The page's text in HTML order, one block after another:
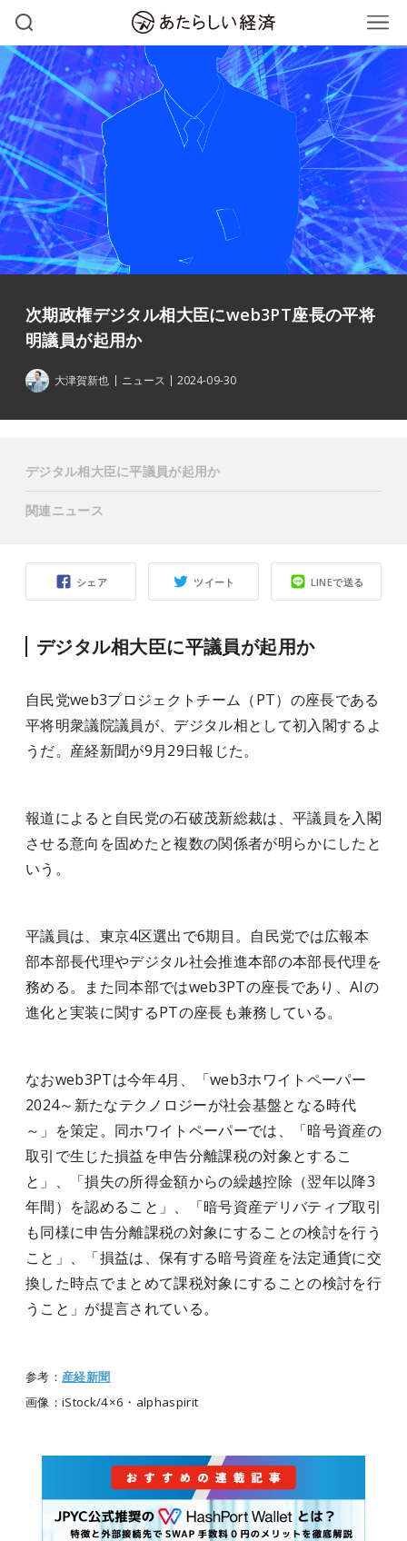
次期政権デジタル相大臣にweb3PT座長の平将
明議員が起用か
大津賀新也 ニュース 2024-09-30
シェア ツイート LINEで送る
デジタル相大臣に平議員が起用か
自民党web3プロジェクトチーム（PT）の座長である
平将明衆議院議員が、デジタル相として初入閣するよ
うだ。産経新聞が9月29日報じた。
報道によると自民党の石破茂新総裁は、平議員を入閣
させる意向を固めたと複数の関係者が明らかにしたと
いう。
平議員は、東京4区選出で6期目。自民党では広報本
部本部長代理やデジタル社会推進本部の本部長代理を
務める。また同本部ではweb3PTの座長であり、AIの
進化と実装に関するPTの座長も兼務している。
なおweb3PTは今年4月、「web3ホワイトペーパー
2024～新たなテクノロジーが社会基盤となる時代
～」を策定。同ホワイトペーパーでは、「暗号資産の
取引で生じた損益を申告分離課税の対象とするこ
と」、「損失の所得金額からの繰越控除（翌年以降3
年間）を認めること」、「暗号資産デリバティブ取引
も同様に申告分離課税の対象にすることの検討を行う
こと」、「損益は、保有する暗号資産を法定通貨に交
換した時点でまとめて課税対象にすることの検討を行
うこと」が提言されている。
参考： 産経新聞
画像：iStock/4×6・alphaspirit
デジタル相大臣に平議員が起用か
関連ニュース